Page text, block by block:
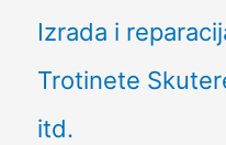
Izrada i
Trotinete
itd.